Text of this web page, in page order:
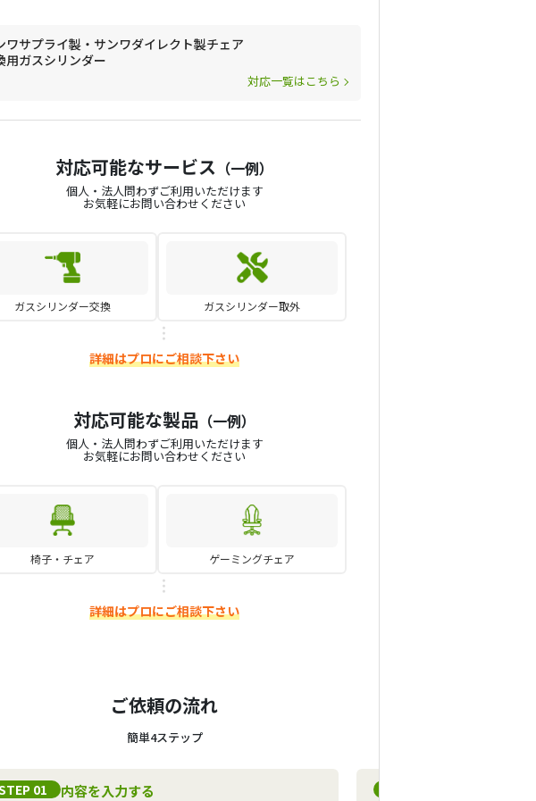
ワサプライ製・サンワダイレクト製チェア
用ガスシリンダー
対応一覧はこちら
対応可能なサービス （一例）
個人・法人問わずご利用いただけます
お気軽にお問い合わせください
ガスシリンダー交換 ガスシリンダー取外
詳細はプロにご相談下さい
対応可能な製品 （一例）
個人・法人問わずご利用いただけます
お気軽にお問い合わせください
椅子・チェア ゲーミングチェア
詳細はプロにご相談下さい
ご依頼の流れ
簡単4ステップ
01 内容を入力する